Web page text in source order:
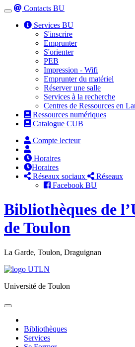
Toggle
navigation
Contacts BU
Services BU
S'inscrire
Emprunter
S'orienter
PEB
Impression - Wifi
Emprunter du matériel
Réserver une salle
Services à la recherche
Centres de Ressources en
Ressources numériques
Catalogue CUB
Compte lecteur
Horaires
Horaires
Réseaux sociaux
Réseaux
Facebook BU
Bibliothèques de
de Toulon
La Garde, Toulon, Draguignan
Université de Toulon
Toggle
Bibliothèques
Services